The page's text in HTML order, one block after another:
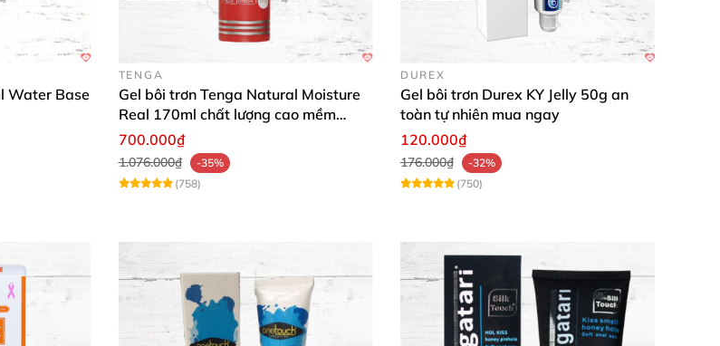
hoa!Thêm vào giỏ hàng và biến mọi khoảnh khắc thành đỉnh cao khoái cảm nhé! 🛒✨
Water Base
TENGA
Gel bôi trơn Tenga Natural Moisture
Real 170ml chất lượng cao mềm
mượt an toàn
700.000₫
1.076.000₫
-35%
(758)
DUREX
Gel bôi trơn Durex KY Jelly 50g an
toàn tự nhiên mua ngay
120.000₫
176.000₫
-32%
(750)